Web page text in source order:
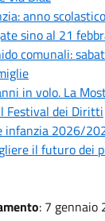
anno
sino al 21
comunali:
in volo. La
Festival dei Diritti
infanzia 2026/
il futuro dei
: 7 gennaio